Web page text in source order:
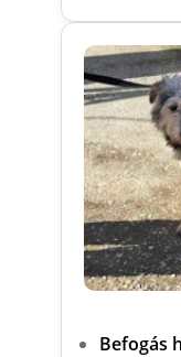
Befogás